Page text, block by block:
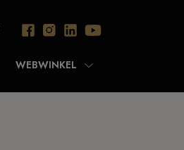
WEBWINKEL